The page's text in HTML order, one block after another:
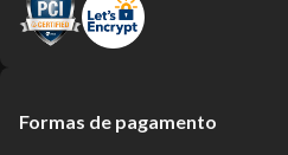
Formas de pagamento